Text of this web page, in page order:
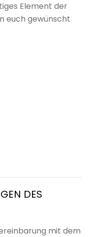
Element der
euch gewünscht
DES
mit dem